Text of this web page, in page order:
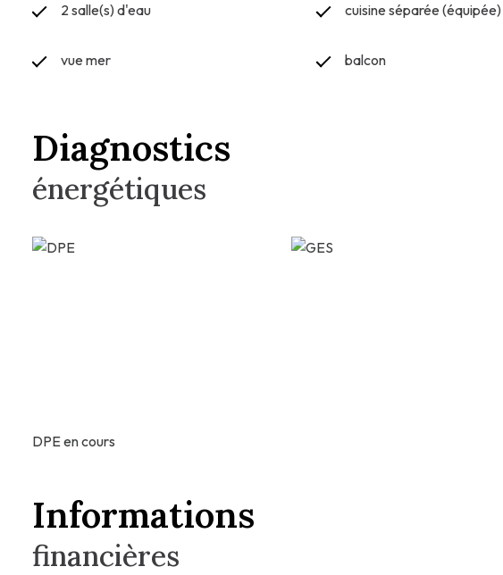
2 salle(s) d'eau cuisine séparée (équipée)
vue mer balcon
Diagnostics
énergétiques
DPE en cours
Informations
financières